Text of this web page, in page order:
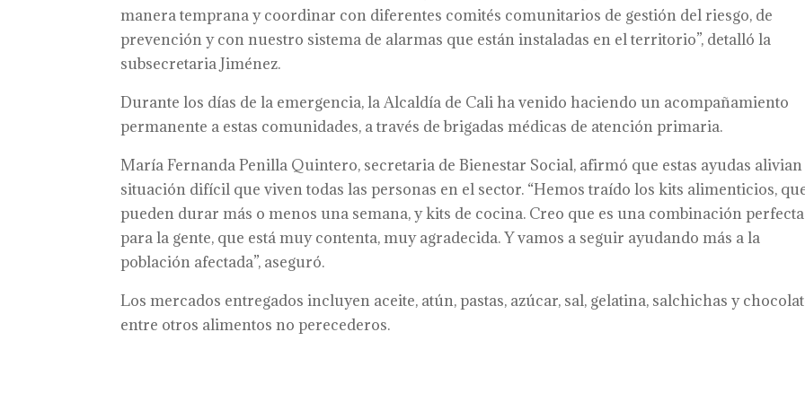
manera temprana y coordinar con diferentes comités comunitarios de gestión del riesgo, de
prevención y con nuestro sistema de alarmas que están instaladas en el territorio”, detalló la
subsecretaria Jiménez.
Durante los días de la emergencia, la Alcaldía de Cali ha venido haciendo un acompañamiento
permanente a estas comunidades, a través de brigadas médicas de atención primaria.
María Fernanda Penilla Quintero, secretaria de Bienestar Social, afirmó que estas ayudas
situación difícil que viven todas las personas en el sector. “Hemos traído los kits alimenticios,
pueden durar más o menos una semana, y kits de cocina. Creo que es una combinación perfecta
para la gente, que está muy contenta, muy agradecida. Y vamos a seguir ayudando más a la
población afectada”, aseguró.
Los mercados entregados incluyen aceite, atún, pastas, azúcar, sal, gelatina, salchichas y
entre otros alimentos no perecederos.